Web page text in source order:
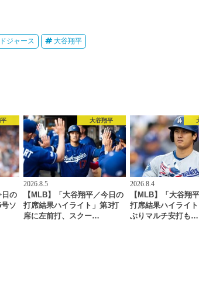
ジャース 大谷翔平
日の
ソ
大谷翔平
2026.8.5
【MLB】「大谷翔平／今日の
打席結果ハイライト」第3打
席に左前打、スクー…
2026.8.4
【MLB】「大谷翔
打席結果ハイライ
ぶりマルチ安打も